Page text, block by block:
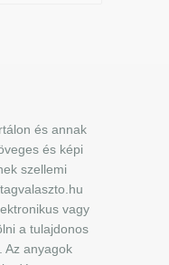
és annak
és képi
szellemi
vagy
a tulajdonos
Az anyagok